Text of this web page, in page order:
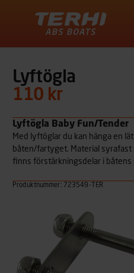
Lyftögla
110 kr
Lyftögla Baby Fun/Tender
Med lyftöglar du kan hänga en
båten/fartyget. Material syrafast
finns förstärkningsdelar i
Produktnummer: 723549-TER